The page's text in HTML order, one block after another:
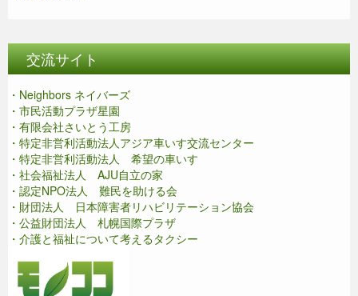
交流サイト
・Neighbors ネイバーズ
・市民活動プラザ星園
・有限会社さいとう工房
・特定非営利活動法人アジア車いす交流センター
・特定非営利活動法人 希望の車いす
・社会福祉法人 AJU自立の家
・認定NPO法人 難民を助ける会
・財団法人 日本障害者リハビリテーション協会
・公益財団法人 札幌国際プラザ
・介護と福祉について考えるタクシー